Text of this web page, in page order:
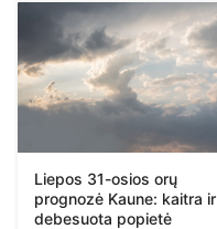
Liepos 31-osios orų
prognozė Kaune: kaitra ir
debesuota popietė